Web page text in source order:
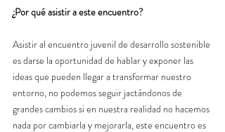
¿Por qué asistir a este encuentro?
Asistir al encuentro juvenil de desarrollo sostenible
es darse la oportunidad de hablar y exponer las
ideas que pueden llegar a transformar nuestro
entorno, no podemos seguir jactándonos de
grandes cambios si en nuestra realidad no hacemos
nada por cambiarla y mejorarla, este encuentro es